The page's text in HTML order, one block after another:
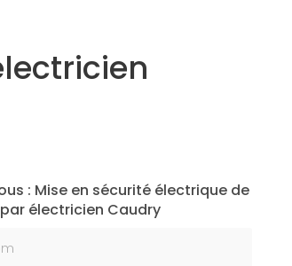
: Mise en sécurité électrique de
électricien Caudry